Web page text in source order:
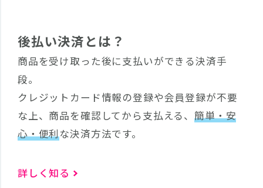
後払い決済とは？
商品を受け取った後に支払いができる決済手
段。
クレジットカード情報の登録や会員登録が不要
な上、商品を確認してから支払える、簡単・安
心・便利な決済方法です。
詳しく知る